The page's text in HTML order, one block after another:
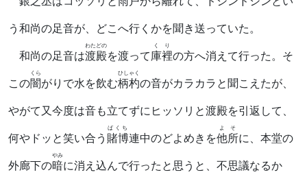
う和尚の足音が、どこへ行くかを聞き送っていた。
和尚の足音は渡殿
わたどの
を渡って庫裡
くり
の方へ消えて行った。そ
この闇
くら
がりで水を飲む柄杓
ひしゃく
の音がカラカラと聞こえたが、
やがて又今度は音も立てずにヒッソリと渡殿を引返して、
何やドッと笑い合う 賭博
ばくち
連中のどよめきを他所
よそ
に、本堂の
外廊下の暗
やみ
に消え込んで行ったと思うと、不思議なるか